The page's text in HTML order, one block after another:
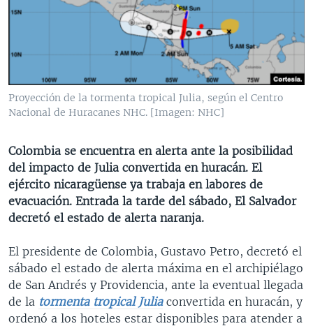
ENTRETENIMIENTO Y CULTURA
DEPORTES
CIENCIA Y SALUD
MULTIMEDIA
AUDIOS
FORO INTERAMERICANO
VISIÓN 360
PANORAMA
AVANCE INFORMATIVO
AUDIONOTICIAS
ESTADOS UNIDOS AL DÍA
EL MUNDO AL DÍA [RADIO]
FORO [RADIO]
NOTA ECONÓMICA
ENTRETENIMIENTO
DIRECT
DOCUMENTALES DE LA VOA
Learning English
SÍGANOS
Idiomas
Proyección de la tormenta tropical Julia, según el Centro
Nacional de Huracanes NHC. [Imagen: NHC]
Colombia se encuentra en alerta ante la posibilidad
del impacto de Julia convertida en huracán. El
ejército nicaragüense ya trabaja en labores de
evacuación. Entrada la tarde del sábado, El Salvador
decretó el estado de alerta naranja.
El presidente de Colombia, Gustavo Petro, decretó el
sábado el estado de alerta máxima en el archipiélago
de San Andrés y Providencia, ante la eventual llegada
de la tormenta tropical Juliaconvertida en huracán, y
ordenó a los hoteles estar disponibles para atender a